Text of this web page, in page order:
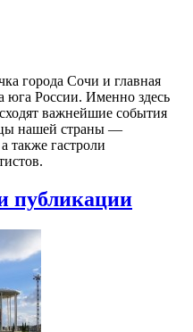
города Сочи и главная
юга России. Именно здесь
важнейшие события
нашей страны —
также гастроли
публикации